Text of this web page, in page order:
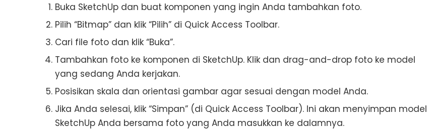
Buka SketchUp dan buat komponen yang ingin Anda tambahkan foto.
Pilih “Bitmap” dan klik “Pilih” di Quick Access Toolbar.
Cari file foto dan klik “Buka”.
Tambahkan foto ke komponen di SketchUp. Klik dan drag-and-drop foto ke model
yang sedang Anda kerjakan.
Posisikan skala dan orientasi gambar agar sesuai dengan model Anda.
Jika Anda selesai, klik “Simpan” (di Quick Access Toolbar). Ini akan menyimpan model
SketchUp Anda bersama foto yang Anda masukkan ke dalamnya.